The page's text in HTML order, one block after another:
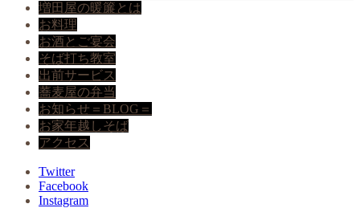
増田屋の暖簾とは
お料理
お酒とご宴会
そば打ち教室
出前サービス
蕎麦屋の弁当
お知らせ＝BLOG＝
お家年越しそば
アクセス
Twitter
Facebook
Instagram